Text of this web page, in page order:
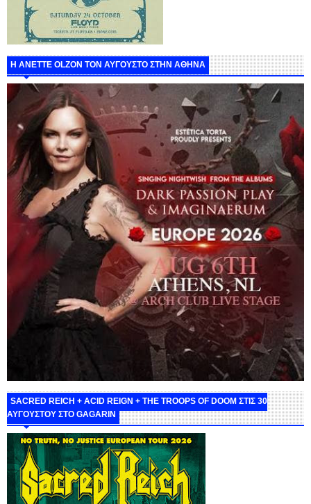
Η ANETTE OLZON ΤΟΝ ΑΥΓΟΥΣΤΟ ΣΤΗΝ ΑΘΗΝΑ
SACRED REICH + ACID REIGN + THE TROOPS OF DOOM ΣΤΙΣ 30
ΑΥΓΟΥΣΤΟΥ ΣΤΟ GAGARIN